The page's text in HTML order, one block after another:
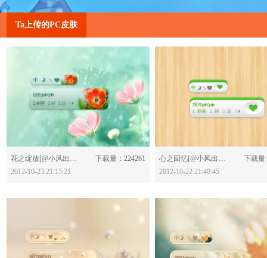
Ta上传的PC皮肤
分享：
花之绽放[@小风出品]-440768
下载量：224261
2012-10-23 21:15:21
分享：
心之回忆[@小风出品]-440704
下载量
2012-10-22 21:40:45